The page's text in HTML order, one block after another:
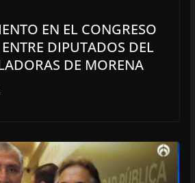
EN EL CONGRESO
DIPUTADOS DEL
DE MORENA